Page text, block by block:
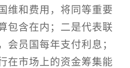
维和费用，将同等重要
包含在内；二是代表联
会员国每年支付利息；
在市场上的资金筹集能